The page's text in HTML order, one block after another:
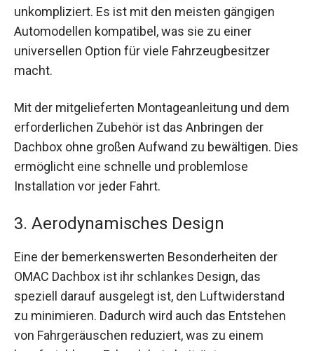
unkompliziert. Es ist mit den meisten gängigen
Automodellen kompatibel, was sie zu einer
universellen Option für viele Fahrzeugbesitzer
macht.
Mit der mitgelieferten Montageanleitung und dem
erforderlichen Zubehör ist das Anbringen der
Dachbox ohne großen Aufwand zu bewältigen. Dies
ermöglicht eine schnelle und problemlose
Installation vor jeder Fahrt.
3. Aerodynamisches Design
Eine der bemerkenswerten Besonderheiten der
OMAC Dachbox ist ihr schlankes Design, das
speziell darauf ausgelegt ist, den Luftwiderstand
zu minimieren. Dadurch wird auch das Entstehen
von Fahrgeräuschen reduziert, was zu einem